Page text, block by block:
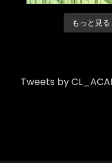
もっと見る
Tweets by